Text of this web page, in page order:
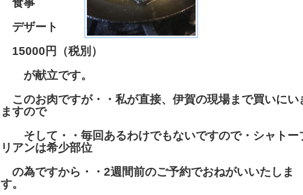
食事
デザート
15000円（税別）
が献立です。
このお肉ですが・・私が直接、伊賀の現場まで買いにい
ますので
そして・・毎回あるわけでもないですので・シャトー
リアンは希少部位
の為ですから・・2週間前のご予約でおねがいいたしま
す。